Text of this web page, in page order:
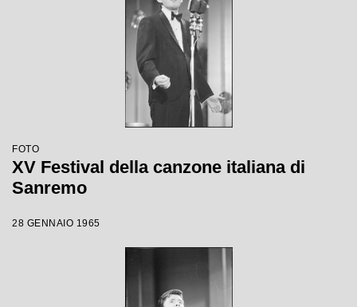
FOTO
XV Festival della canzone italiana di
Sanremo
28 GENNAIO 1965